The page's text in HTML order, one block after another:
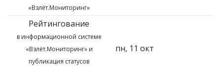
«Взлёт.Мониторинг»
Рейтингование
в информационной системе
«Взлёт.Мониторинг» и
публикация статусов
пн, 11 окт